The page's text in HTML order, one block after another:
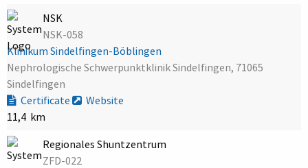
NSK
NSK-058
Klinikum Sindelfingen-Böblingen
Nephrologische Schwerpunktklinik Sindelfingen, 71065
Sindelfingen
Certificate
Website
11,4 km
Regionales Shuntzentrum
ZFD-022